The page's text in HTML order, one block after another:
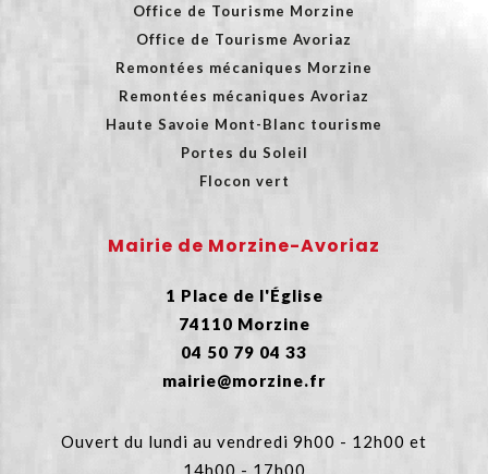
Office de Tourisme Morzine
Office de Tourisme Avoriaz
Remontées mécaniques Morzine
Remontées mécaniques Avoriaz
Haute Savoie Mont-Blanc tourisme
Portes du Soleil
Flocon vert
Mairie de Morzine-Avoriaz
1 Place de l'Église
74110 Morzine
04 50 79 04 33
mairie@morzine.fr
Ouvert du lundi au vendredi 9h00 - 12h00 et
14h00 - 17h00